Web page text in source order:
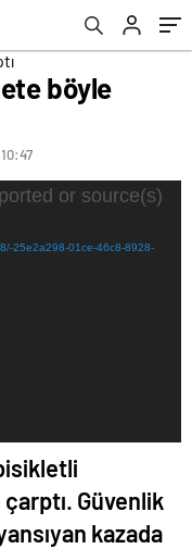
böyle
or source(s)
25e2a298-01ce-46c8-8928-
Güvenlik
kazada